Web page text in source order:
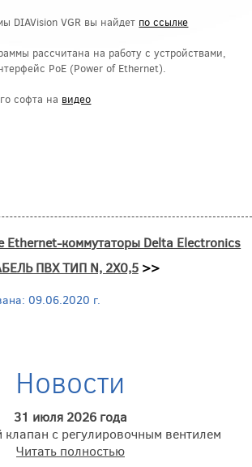
DIAVision VGR вы найдет по ссылке
рассчитана на работу с устройствами,
PoE (Power of Ethernet).
софта на видео
Ethernet-коммутаторы Delta Electronics
ПВХ ТИП N, 2Х0,5>>
09.06.2020 г.
Новости
31 июля 2026 года
с регулировочным вентилем
Читать полностью